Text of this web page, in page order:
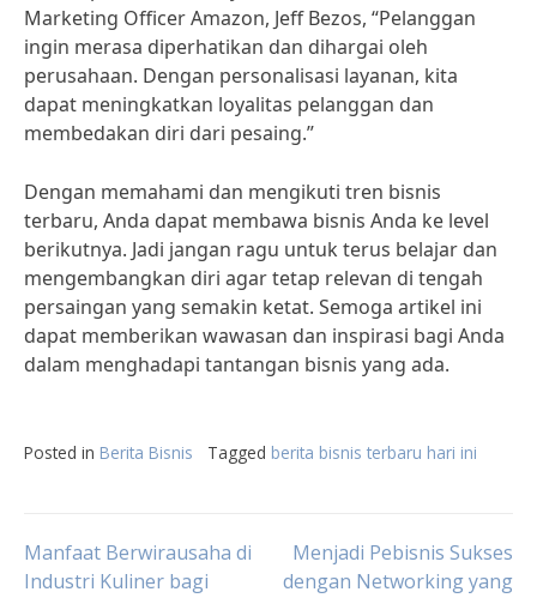
Marketing Officer Amazon, Jeff Bezos, “Pelanggan
ingin merasa diperhatikan dan dihargai oleh
perusahaan. Dengan personalisasi layanan, kita
dapat meningkatkan loyalitas pelanggan dan
membedakan diri dari pesaing.”
Dengan memahami dan mengikuti tren bisnis
terbaru, Anda dapat membawa bisnis Anda ke level
berikutnya. Jadi jangan ragu untuk terus belajar dan
mengembangkan diri agar tetap relevan di tengah
persaingan yang semakin ketat. Semoga artikel ini
dapat memberikan wawasan dan inspirasi bagi Anda
dalam menghadapi tantangan bisnis yang ada.
Posted in Berita Bisnis Tagged berita bisnis terbaru hari ini
Post
Manfaat Berwirausaha di
Industri Kuliner bagi
Menjadi Pebisnis Sukses
dengan Networking yang